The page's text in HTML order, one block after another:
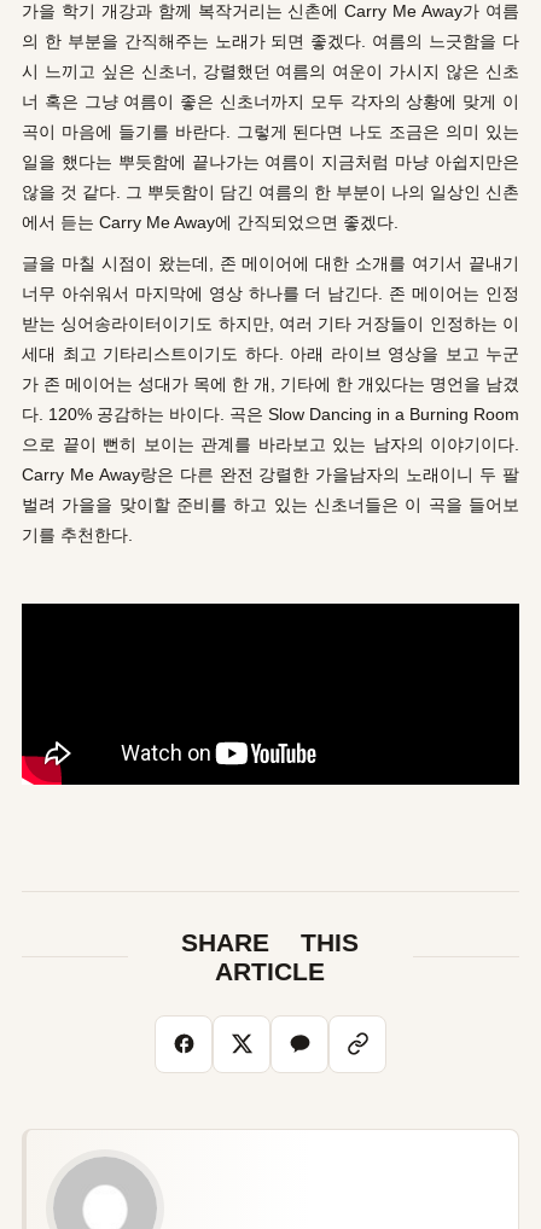
가을 학기 개강과 함께 복작거리는 신촌에 Carry Me Away가 여름
의 한 부분을 간직해주는 노래가 되면 좋겠다. 여름의 느긋함을 다
시 느끼고 싶은 신초너, 강렬했던 여름의 여운이 가시지 않은 신초
너 혹은 그냥 여름이 좋은 신초너까지 모두 각자의 상황에 맞게 이
곡이 마음에 들기를 바란다. 그렇게 된다면 나도 조금은 의미 있는
일을 했다는 뿌듯함에 끝나가는 여름이 지금처럼 마냥 아쉽지만은
않을 것 같다. 그 뿌듯함이 담긴 여름의 한 부분이 나의 일상인 신촌
에서 듣는 Carry Me Away에 간직되었으면 좋겠다.
글을 마칠 시점이 왔는데, 존 메이어에 대한 소개를 여기서 끝내기
너무 아쉬워서 마지막에 영상 하나를 더 남긴다. 존 메이어는 인정
받는 싱어송라이터이기도 하지만, 여러 기타 거장들이 인정하는 이
세대 최고 기타리스트이기도 하다. 아래 라이브 영상을 보고 누군
가 존 메이어는 성대가 목에 한 개, 기타에 한 개있다는 명언을 남겼
다. 120% 공감하는 바이다. 곡은 Slow Dancing in a Burning Room
으로 끝이 뻔히 보이는 관계를 바라보고 있는 남자의 이야기이다.
Carry Me Away랑은 다른 완전 강렬한 가을남자의 노래이니 두 팔
벌려 가을을 맞이할 준비를 하고 있는 신초너들은 이 곡을 들어보
기를 추천한다.
SHARE THIS
ARTICLE